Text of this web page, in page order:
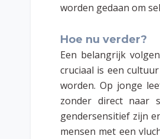
worden gedaan om
Hoe nu verder?
Een belangrijk
cruciaal is een
worden. Op jonge
zonder direct naar
gendersensitief zijn
mensen met een